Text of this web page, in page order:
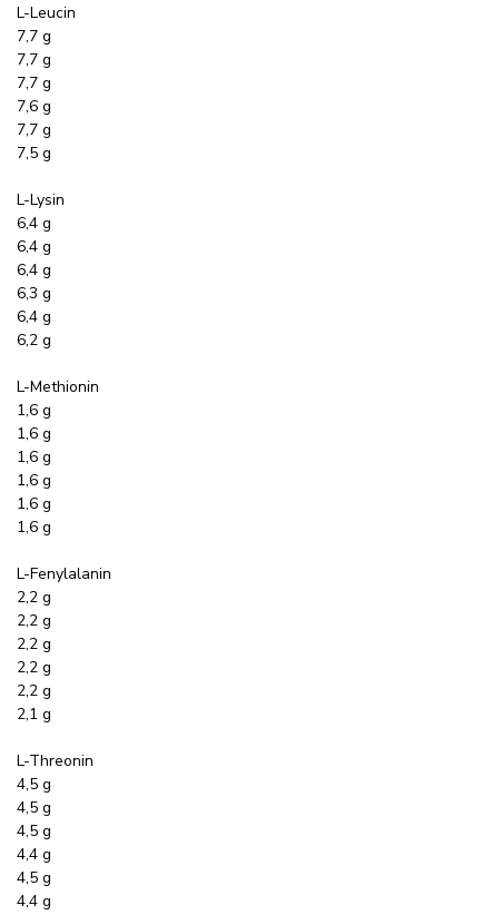
L-Leucin
7,7 g
7,7 g
7,7 g
7,6 g
7,7 g
7,5 g
L-Lysin
6,4 g
6,4 g
6,4 g
6,3 g
6,4 g
6,2 g
L-Methionin
1,6 g
1,6 g
1,6 g
1,6 g
1,6 g
1,6 g
L-Fenylalanin
2,2 g
2,2 g
2,2 g
2,2 g
2,2 g
2,1 g
L-Threonin
4,5 g
4,5 g
4,5 g
4,4 g
4,5 g
4,4 g